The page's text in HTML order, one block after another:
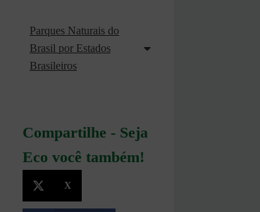
Parques Naturais do
Brasil por Estados
Brasileiros
Compartilhe - Seja
Eco você também!
X